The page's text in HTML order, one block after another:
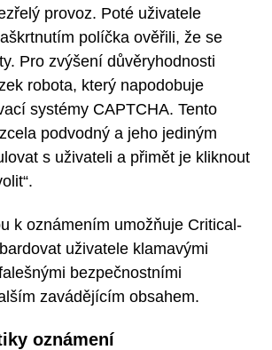
provoz. Poté uživatele
políčka ověřili, že se
Pro zvýšení důvěryhodnosti
robota, který napodobuje
systémy CAPTCHA. Tento
podvodný a jeho jediným
s uživateli a přimět je kliknout
k oznámením umožňuje Critical-
uživatele klamavými
bezpečnostními
zavádějícím obsahem.
oznámení